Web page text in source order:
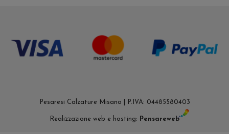
Pesaresi Calzature Misano | P.IVA: 04485580403
Realizzazione web e hosting: Pensareweb